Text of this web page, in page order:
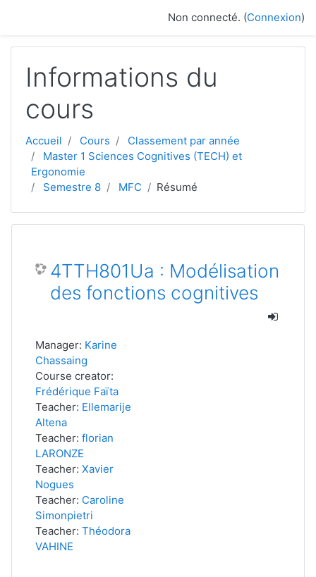
Non connecté. (Connexion)
Informations du
cours
Accueil Cours
Classement par année
Master 1 Sciences Cognitives (TECH) et
Ergonomie
Semestre 8
MFC Résumé
4TTH801Ua : Modélisation
des fonctions cognitives
Manager: Karine
Chassaing
Course creator:
Frédérique Faïta
Teacher: Ellemarije
Altena
Teacher: florian
LARONZE
Teacher: Xavier
Nogues
Teacher: Caroline
Simonpietri
Teacher: Théodora
VAHINE